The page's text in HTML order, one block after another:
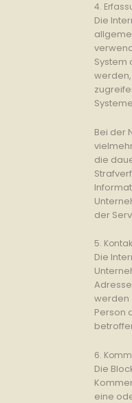
4.
Die
System
Bei der
die
der
5.
Die
werden
Person
6.
Die
eine